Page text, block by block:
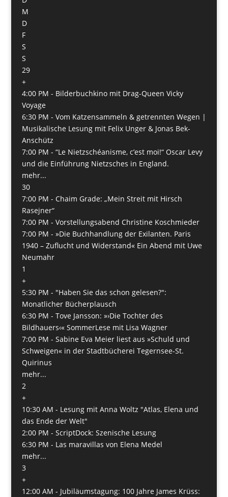
M
D
F
S
S
29
+
4:00 PM - Bilderbuchkino mit Drag-Queen Vicky
Voyage
6:30 PM - Vom Katzensammeln & getrennten Wegen |
Musikalische Lesung mit Felix Unger & Jonas Bek-
Anschütz
7:00 PM - “Le Nietzschéanisme, c’est moi!“ Oscar Levy
und die Einführung Nietzsches in England.
mehr...
30
7:00 PM - Chaim Grade: „Mein Streit mit Hirsch
Rasejner“
7:00 PM - Vorstellungsabend Christine Koschmieder
7:00 PM - »Die Buchhandlung der Exilanten. Paris
1940 – Zuflucht und Widerstand« Ein Abend mit Uwe
Neumahr
1
+
5:30 PM - "Haben Sie das schon gelesen?":
Monatlicher Bücherplausch
6:30 PM - Tove Jansson: »›Die Tochter des
Bildhauers‹« SommerLese mit Lisa Wagner
7:00 PM - Sabine Eva Meier liest aus »Schuld und
Schweigen« in der Stadtbücherei Tegernsee-St.
Quirinus
mehr...
2
+
10:30 AM - Lesung mit Anna Woltz "Atlas, Elena und
das Ende der Welt"
2:00 PM - ScriptDock: Szenische Lesung
6:30 PM - Las maravillas von Elena Medel
mehr...
3
+
12:00 AM - Jubiläumstagung: 100 Jahre James Krüss: